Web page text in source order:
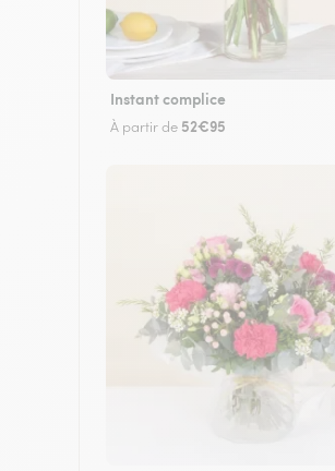
Instant complice
À partir de 52€95